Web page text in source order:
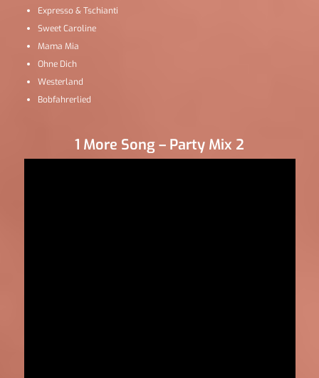
Expresso & Tschianti
Sweet Caroline
Mama Mia
Ohne Dich
Westerland
Bobfahrerlied
1 More Song – Party Mix 2